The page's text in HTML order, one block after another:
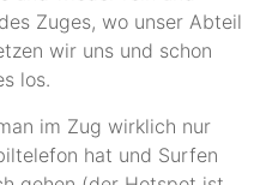
Zuges, wo unser Abteil
wir uns und schon
los.
im Zug wirklich nur
hat und Surfen